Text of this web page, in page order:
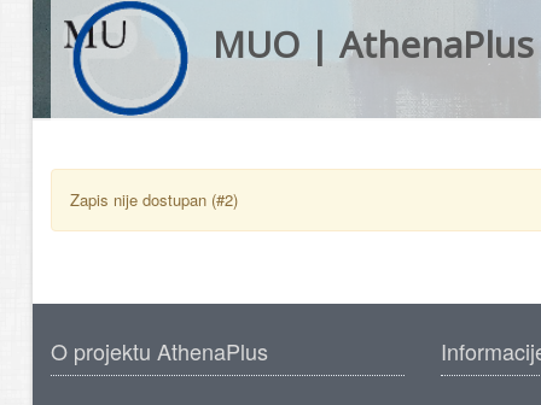
MUO | AthenaPlus
Zapis nije dostupan (#2)
O projektu AthenaPlus